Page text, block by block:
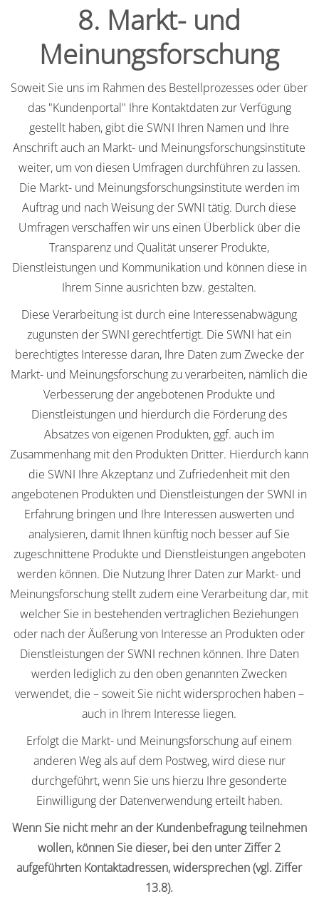
8. Markt- und
Meinungsforschung
Soweit Sie uns im Rahmen des Bestellprozesses oder über
das "Kundenportal" Ihre Kontaktdaten zur Verfügung
gestellt haben, gibt die SWNI Ihren Namen und Ihre
Anschrift auch an Markt- und Meinungsforschungsinstitute
weiter, um von diesen Umfragen durchführen zu lassen.
Die Markt- und Meinungsforschungsinstitute werden im
Auftrag und nach Weisung der SWNI tätig. Durch diese
Umfragen verschaffen wir uns einen Überblick über die
Transparenz und Qualität unserer Produkte,
Dienstleistungen und Kommunikation und können diese in
Ihrem Sinne ausrichten bzw. gestalten.
Diese Verarbeitung ist durch eine Interessenabwägung
zugunsten der SWNI gerechtfertigt. Die SWNI hat ein
berechtigtes Interesse daran, Ihre Daten zum Zwecke der
Markt- und Meinungsforschung zu verarbeiten, nämlich die
Verbesserung der angebotenen Produkte und
Dienstleistungen und hierdurch die Förderung des
Absatzes von eigenen Produkten, ggf. auch im
Zusammenhang mit den Produkten Dritter. Hierdurch kann
die SWNI Ihre Akzeptanz und Zufriedenheit mit den
angebotenen Produkten und Dienstleistungen der SWNI in
Erfahrung bringen und Ihre Interessen auswerten und
analysieren, damit Ihnen künftig noch besser auf Sie
zugeschnittene Produkte und Dienstleistungen angeboten
werden können. Die Nutzung Ihrer Daten zur Markt- und
Meinungsforschung stellt zudem eine Verarbeitung dar, mit
welcher Sie in bestehenden vertraglichen Beziehungen
oder nach der Äußerung von Interesse an Produkten oder
Dienstleistungen der SWNI rechnen können. Ihre Daten
werden lediglich zu den oben genannten Zwecken
verwendet, die – soweit Sie nicht widersprochen haben –
auch in Ihrem Interesse liegen.
Erfolgt die Markt- und Meinungsforschung auf einem
anderen Weg als auf dem Postweg, wird diese nur
durchgeführt, wenn Sie uns hierzu Ihre gesonderte
Einwilligung der Datenverwendung erteilt haben.
Wenn Sie nicht mehr an der Kundenbefragung teilnehmen
wollen, können Sie dieser, bei den unter Ziffer 2
aufgeführten Kontaktadressen, widersprechen (vgl. Ziffer
13.8).